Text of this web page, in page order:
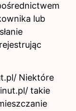
lub
Niektóre
takie